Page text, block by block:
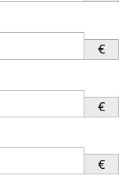
€
€
€